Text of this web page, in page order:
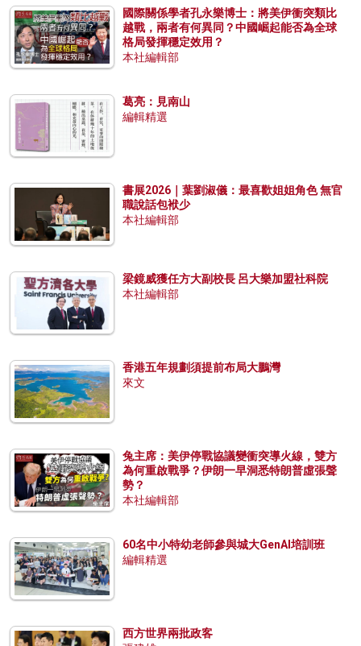
國際關係學者孔永樂博士：將美伊衝突類比
越戰，兩者有何異同？中國崛起能否為全球
格局發揮穩定效用？
本社編輯部
葛亮：見南山
編輯精選
書展2026｜葉劉淑儀：最喜歡姐姐角色 無官
職說話包袱少
本社編輯部
梁鏡威獲任方大副校長 呂大樂加盟社科院
本社編輯部
香港五年規劃須提前布局大鵬灣
來文
兔主席：美伊停戰協議變衝突導火線，雙方
為何重啟戰爭？伊朗一早洞悉特朗普虛張聲
勢？
本社編輯部
60名中小特幼老師參與城大GenAI培訓班
編輯精選
西方世界兩批政客